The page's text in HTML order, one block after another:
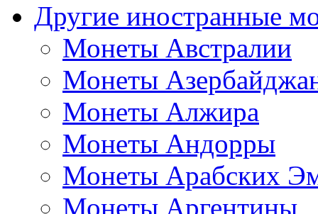
Другие иностранные
Монеты Австралии
Монеты
Монеты Алжира
Монеты Андорры
Монеты Арабских
Монеты Аргентины